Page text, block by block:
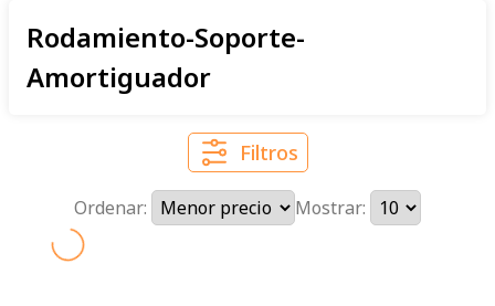
Rodamiento-Soporte-
Amortiguador
Filtros
Ordenar: Mostrar: